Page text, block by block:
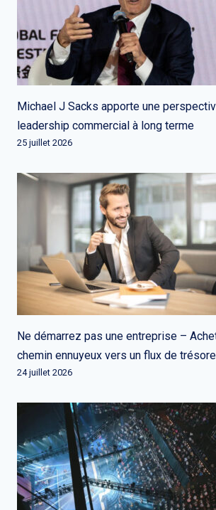
Michael J Sacks apporte une
leadership commercial à long terme
25 juillet 2026
Ne démarrez pas une entreprise –
chemin ennuyeux vers un flux de
24 juillet 2026